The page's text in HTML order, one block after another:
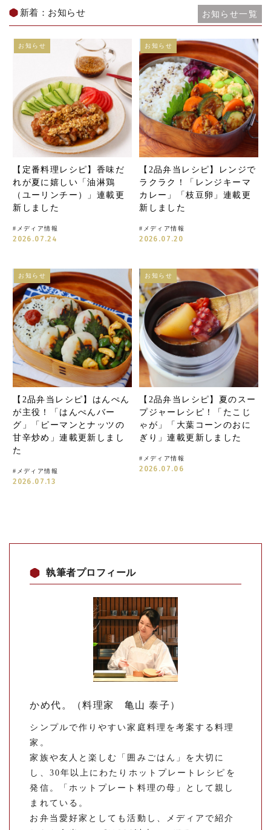
新着：お知らせ お知らせ一覧
【定番料理レシピ】香味だ
れが夏に嬉しい「油淋鶏
（ユーリンチー）」連載更
新しました
# メディア情報
2026.07.24
お知らせ
【2品弁当レシピ】レンジで
ラクラク！「レンジキーマ
カレー」「枝豆卵」連載更
新しました
# メディア情報
2026.07.20
お知らせ
【2品弁当レシピ】はんぺん
が主役！「はんぺんバー
グ」「ピーマンとナッツの
甘辛炒め」連載更新しまし
た
# メディア情報
2026.07.13
お知らせ
【2品弁当レシピ】夏のスー
プジャーレシピ！「たこじ
ゃが」「大葉コーンのおに
ぎり」連載更新しました
# メディア情報
2026.07.06
お知らせ
執筆者プロフィール
かめ代。（料理家 亀山 泰子）
シンプルで作りやすい家庭料理を考案する料理
家。
家族や友人と楽しむ「囲みごはん」を大切に
し、30年以上にわたりホットプレートレシピを
発信。「ホットプレート料理の母」として親し
まれている。
お弁当愛好家としても活動し、メディアで紹介